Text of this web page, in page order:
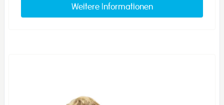
Weitere Informationen